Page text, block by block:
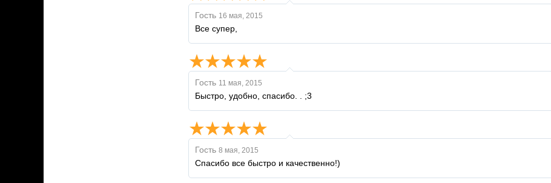
Гость 16 мая, 2015
Все супер,
Гость 11 мая, 2015
Быстро, удобно, спасибо. . ;3
Гость 8 мая, 2015
Спасибо все быстро и качественно!)